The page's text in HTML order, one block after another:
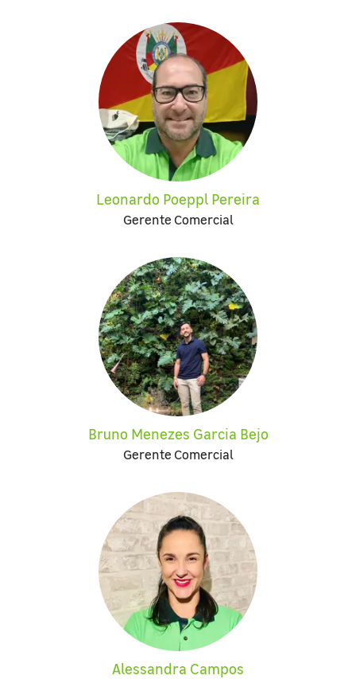
Leonardo Poeppl Pereira
Gerente Comercial
Bruno Menezes Garcia Bejo
Gerente Comercial
Alessandra Campos